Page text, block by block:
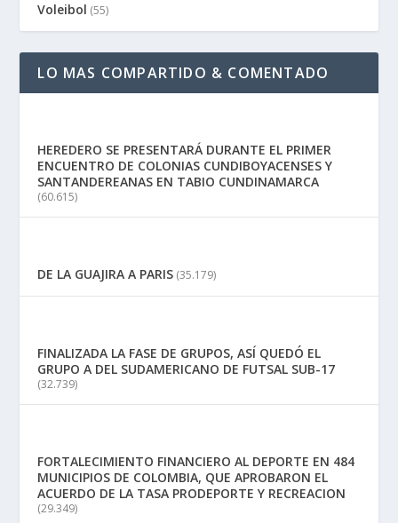
Voleibol (55)
LO MAS COMPARTIDO & COMENTADO
HEREDERO SE PRESENTARÁ DURANTE EL PRIMER
ENCUENTRO DE COLONIAS CUNDIBOYACENSES Y
SANTANDEREANAS EN TABIO CUNDINAMARCA
(60.615)
DE LA GUAJIRA A PARIS (35.179)
FINALIZADA LA FASE DE GRUPOS, ASÍ QUEDÓ EL
GRUPO A DEL SUDAMERICANO DE FUTSAL SUB-17
(32.739)
FORTALECIMIENTO FINANCIERO AL DEPORTE EN 484
MUNICIPIOS DE COLOMBIA, QUE APROBARON EL
ACUERDO DE LA TASA PRODEPORTE Y RECREACION
(29.349)